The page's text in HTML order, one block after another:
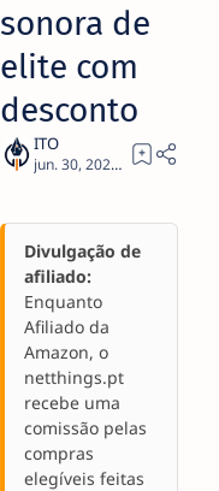
sonora de
elite com
desconto
1
Divulgação de
afiliado:
Enquanto
Afiliado da
Amazon, o
netthings.pt
recebe uma
comissão pelas
compras
elegíveis feitas